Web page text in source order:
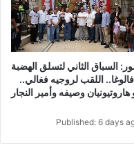
السباق الثاني لتسلق الهضبة
اللقب لروجيه فغالي..
هاروتيونيان وصيفه وأمير النجار
Published: 6 days